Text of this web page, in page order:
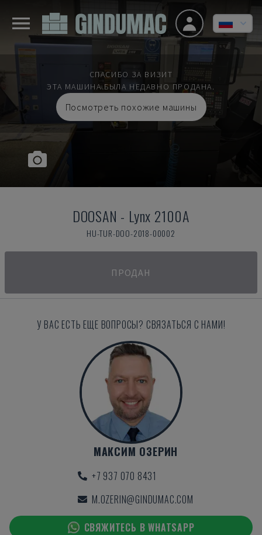
СПАСИБО ЗА ВИЗИТ
ЭТА МАШИНА БЫЛА НЕДАВНО ПРОДАНА.
Посмотреть похожие машины
DOOSAN - Lynx 2100A
HU-TUR-DOO-2018-00002
ПРОДАН
У ВАС ЕСТЬ ЕЩЕ ВОПРОСЫ? СВЯЗАТЬСЯ С НАМИ!
МАКСИМ ОЗЕРИН
+7 937 070 8431
M.OZERIN@GINDUMAC.COM
СВЯЖИТЕСЬ В WHATSAPP